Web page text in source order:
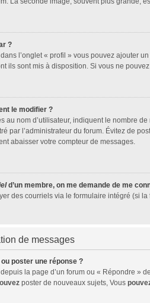
?
l’onglet « profil » vous pouvez ajouter
ils sont mis à disposition. Si vous ne
le modifier ?
au nom d’utilisateur, indiquent le nombre
par l’administrateur du forum. Évitez de
abaisser votre compteur de messages.
d’un membre, on me demande de me
des courriels via le formulaire intégré (si
de messages
poster une réponse ?
la page d’un forum ou « Répondre »
poster de nouveaux sujets, Vous